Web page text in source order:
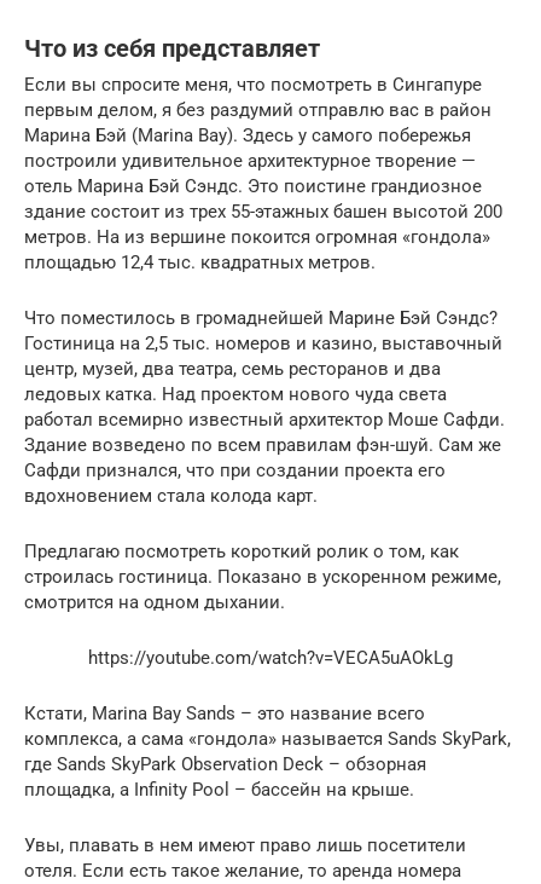
Что из себя представляет
Если вы спросите меня, что посмотреть в Сингапуре
первым делом, я без раздумий отправлю вас в район
Марина Бэй (Marina Bay). Здесь у самого побережья
построили удивительное архитектурное творение —
отель Марина Бэй Сэндс. Это поистине грандиозное
здание состоит из трех 55-этажных башен высотой 200
метров. На из вершине покоится огромная «гондола»
площадью 12,4 тыс. квадратных метров.
Что поместилось в громаднейшей Марине Бэй Сэндс?
Гостиница на 2,5 тыс. номеров и казино, выставочный
центр, музей, два театра, семь ресторанов и два
ледовых катка. Над проектом нового чуда света
работал всемирно известный архитектор Моше Сафди.
Здание возведено по всем правилам фэн-шуй. Сам же
Сафди признался, что при создании проекта его
вдохновением стала колода карт.
Предлагаю посмотреть короткий ролик о том, как
строилась гостиница. Показано в ускоренном режиме,
смотрится на одном дыхании.
https://youtube.com/watch?v=VECA5uAOkLg
Кстати, Marina Bay Sands – это название всего
комплекса, а сама «гондола» называется Sands SkyPark,
где Sands SkyPark Observation Deck – обзорная
площадка, а Infinity Pool – бассейн на крыше.
Увы, плавать в нем имеют право лишь посетители
отеля. Если есть такое желание, то аренда номера